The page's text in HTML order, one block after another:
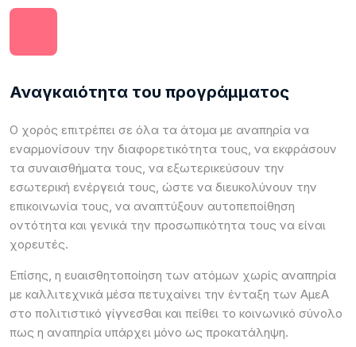
Αναγκαιότητα του προγράμματος
Ο χορός επιτρέπει σε όλα τα άτομα με αναπηρία να
εναρμονίσουν την διαφορετικότητα τους, να εκφράσουν
τα συναισθήματα τους, να εξωτερικεύσουν την
εσωτερική ενέργειά τους, ώστε να διευκολύνουν την
επικοινωνία τους, να αναπτύξουν αυτοπεποίθηση
οντότητα και γενικά την προσωπικότητα τους να είναι
χορευτές.
Επίσης, η ευαισθητοποίηση των ατόμων χωρίς αναπηρία
με καλλιτεχνικά μέσα πετυχαίνει την ένταξη των ΑμεΑ
στο πολιτιστικό γίγνεσθαι και πείθει το κοινωνικό σύνολο
πως η αναπηρία υπάρχει μόνο ως προκατάληψη.